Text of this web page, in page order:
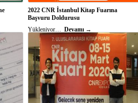
2022 CNR İstanbul Kitap Fuarına
Başvuru Doldurusu
Yükleniyor… Devamı →